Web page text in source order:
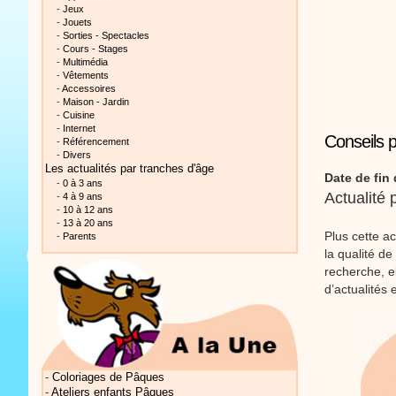
Vidéos
Vidéos
Conseils
Date de fin
Actualité
Plus cette
la qualité
recherche,
d’actualités
- Jeux
- Jouets
- Sorties - Spectacles
- Cours - Stages
- Multimédia
- Vêtements
-Accessoires
- Maison - Jardin
- Cuisine
- Internet
- Référencement
- Divers
Les actualités par tranches d'âge
- 0 à 3 ans
- 4 à 9 ans
- 10 à 12 ans
- 13 à 20 ans
- Parents
- Coloriages de Pâques
- Ateliers enfants Pâques